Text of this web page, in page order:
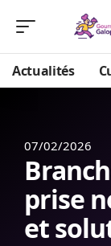
Actualités
07/02/2026
prise
et